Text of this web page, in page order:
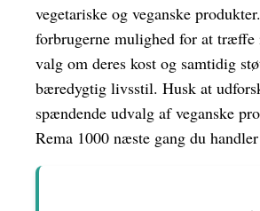
vegetariske og veganske
forbrugerne mulighed for at træffe
valg om deres kost og samtidig
bæredygtig livsstil. Husk at
spændende udvalg af veganske
Rema 1000 næste gang du